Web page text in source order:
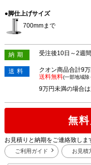
●脚仕上げサイズ
700mmまで
納期 受注後10日～2週
送料
クオン商品合計9
送料無料(一部地域除
9万円未満の場合
無
お見積りと納期をご連絡致しま
ご利用ガイド お見積